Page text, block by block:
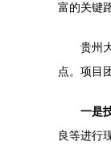
富的关键
贵州
点。项目
一是
良等进行